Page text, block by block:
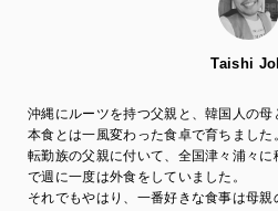
Taishi
沖縄にルーツを持つ父親と、韓国人の
本食とは一風変わった食卓で育ちました
転勤族の父親に付いて、全国津々浦々
で週に一度は外食をしていました。
それでもやはり、一番好きな食事は母